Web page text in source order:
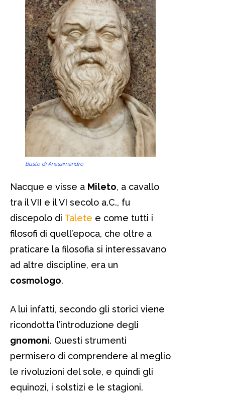
Busto di Anassimandro
Nacque e visse a Mileto, a cavallo
tra il VII e il VI secolo a.C., fu
discepolo di Talete e come tutti i
filosofi di quell’epoca, che oltre a
praticare la filosofia si interessavano
ad altre discipline, era un
cosmologo.
A lui infatti, secondo gli storici viene
ricondotta l’introduzione degli
gnomoni. Questi strumenti
permisero di comprendere al meglio
le rivoluzioni del sole, e quindi gli
equinozi, i solstizi e le stagioni.